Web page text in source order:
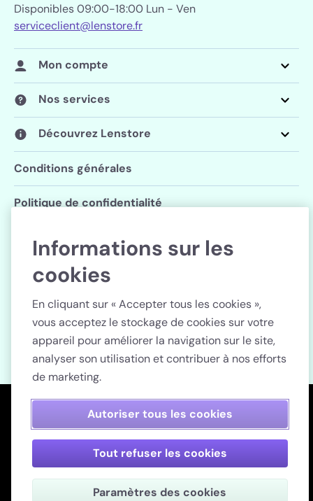
Disponibles 09:00-18:00 Lun - Ven
serviceclient@lenstore.fr
Mon compte
Nos services
Découvrez Lenstore
Conditions générales
Politique de confidentialité
Paramètres des cookies
Suivez Lenstore
Pays
Paiement sécurisé
Lenstore.fr. N° d’enregistrement de l’entreprise : 51990.
N° de TVA Intracommunautaire FR64830699740.
Nous utilisons des cookies nécessaires et technologies similaires
pour garantir le bon fonctionnement de notre site.Pour nous aider à
améliorer nos activités et surveiller nos activités et celles réalisées
par nos partenaires tiers, nous souhaiterions également activer des
cookies facultatifs et similaires à des fins analytiques, sociales et de
publicité personnalisée. Si vous cliquez sur « Refuser tous les
vous permettent de naviguer et d'utiliser le site.
politique en matière de cookiespour en savoir plus.
Informations sur les
cookies
En cliquant sur « Accepter tous les cookies »,
vous acceptez le stockage de cookies sur votre
appareil pour améliorer la navigation sur le site,
analyser son utilisation et contribuer à nos efforts
de marketing.
Tout refuser les cookies
Autoriser tous les cookies
Paramètres des cookies